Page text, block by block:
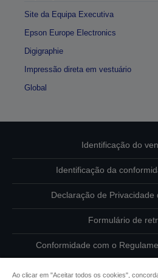
Site da Equipa Executiva
Epson Europe Electronics
Digigraphie
Impressão direta em vestuário
Global
Identificação do
Identificação da
Declaração de Privacidade
Formulário de
Conformidade com o
Ao clicar em "Aceitar todos os cookies",